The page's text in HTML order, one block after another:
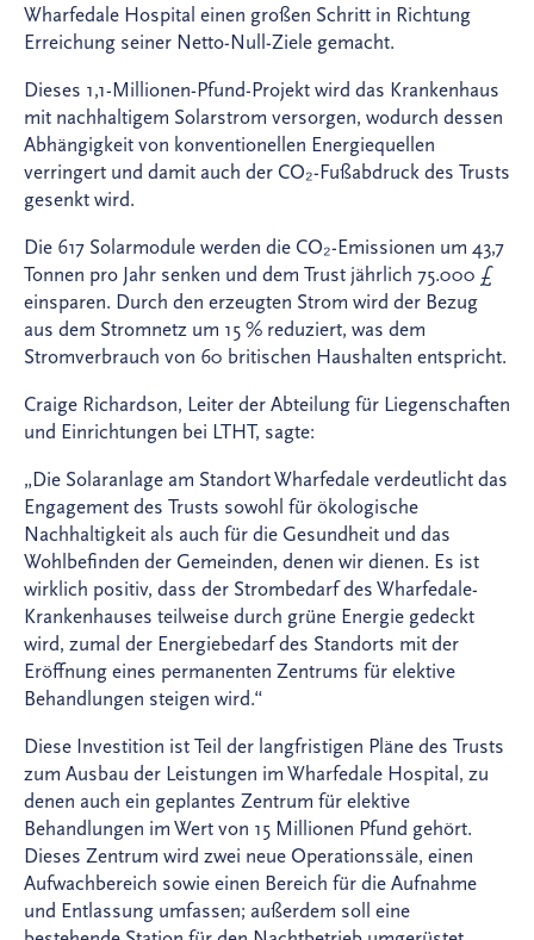
Wharfedale Hospital einen großen Schritt in Richtung
Erreichung seiner Netto-Null-Ziele gemacht.
Dieses 1,1-Millionen-Pfund-Projekt wird das Krankenhaus
mit nachhaltigem Solarstrom versorgen, wodurch dessen
Abhängigkeit von konventionellen Energiequellen
verringert und damit auch der CO₂-Fußabdruck des Trusts
gesenkt wird.
Die 617 Solarmodule werden die CO₂-Emissionen um 43,7
Tonnen pro Jahr senken und dem Trust jährlich 75.000 £
einsparen. Durch den erzeugten Strom wird der Bezug
aus dem Stromnetz um 15 % reduziert, was dem
Stromverbrauch von 60 britischen Haushalten entspricht.
Craige Richardson, Leiter der Abteilung für Liegenschaften
und Einrichtungen bei LTHT, sagte:
„Die Solaranlage am Standort Wharfedale verdeutlicht das
Engagement des Trusts sowohl für ökologische
Nachhaltigkeit als auch für die Gesundheit und das
Wohlbefinden der Gemeinden, denen wir dienen. Es ist
wirklich positiv, dass der Strombedarf des Wharfedale-
Krankenhauses teilweise durch grüne Energie gedeckt
wird, zumal der Energiebedarf des Standorts mit der
Eröffnung eines permanenten Zentrums für elektive
Behandlungen steigen wird.“
Diese Investition ist Teil der langfristigen Pläne des Trusts
zum Ausbau der Leistungen im Wharfedale Hospital, zu
denen auch ein geplantes Zentrum für elektive
Behandlungen im Wert von 15 Millionen Pfund gehört.
Dieses Zentrum wird zwei neue Operationssäle, einen
Aufwachbereich sowie einen Bereich für die Aufnahme
und Entlassung umfassen; außerdem soll eine